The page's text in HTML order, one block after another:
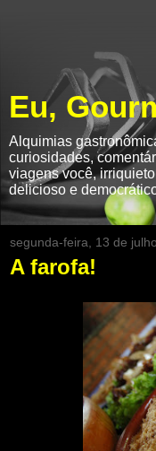
Eu,
Alquimias
curiosidades,
viagens você,
delicioso e
segunda-feira, 13 de
A farofa!